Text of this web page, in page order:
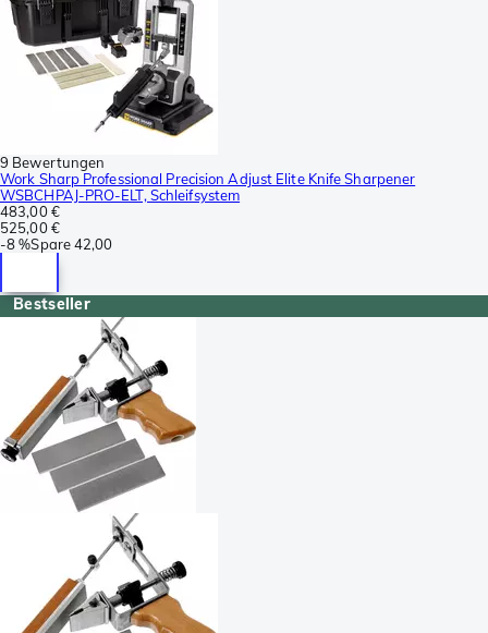
9 Bewertungen
Work Sharp Professional Precision Adjust Elite Knife Sharpener
WSBCHPAJ-PRO-ELT, Schleifsystem
483,00 €
525,00 €
-8 %Spare42,00
Bestseller